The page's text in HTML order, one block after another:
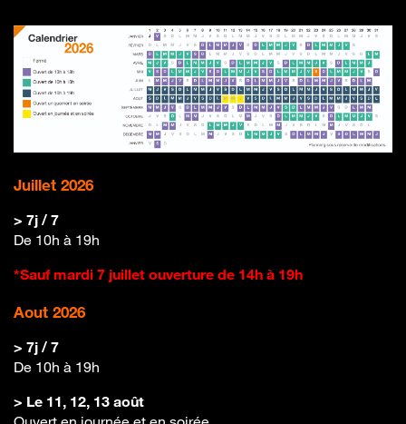
Juillet 2026
> 7j / 7
De 10h à 19h
*Sauf mardi 7 juillet ouverture de 14h à 19h
Aout 2026
> 7j / 7
De 10h à 19h
> Le 11, 12, 13 août